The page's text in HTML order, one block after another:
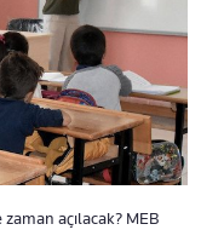
açılacak? MEB